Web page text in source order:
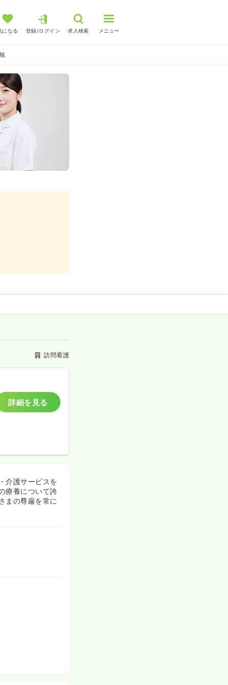
になる 登録/ログイン 求人検索 メニュー
訪問看護
詳細を見る
介護サービスを
療養について誇
まの尊厳を常に